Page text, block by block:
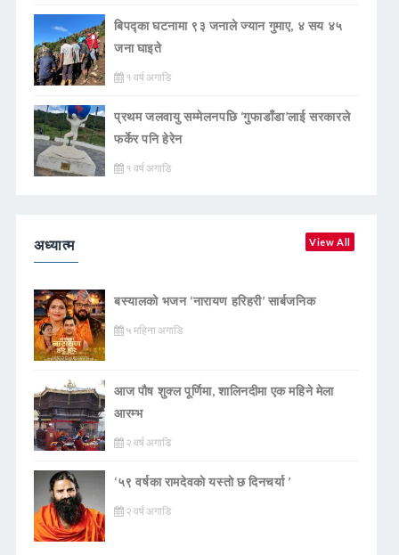
बिपद्का घटनामा ९३ जनाले ज्यान गुमाए, ४ सय ४५
जना घाइते
१ वर्ष अगाडि
प्रथम जलवायु सम्मेलनपछि ‘गुफाडाँडा’लाई सरकारले
फर्केर पनि हेरेन
१ वर्ष अगाडि
अध्यात्म View All
बस्यालको भजन ‘नारायण हरिहरी’ सार्बजनिक
५ महिना अगाडि
आज पौष शुक्ल पूर्णिमा, शालिनदीमा एक महिने मेला
आरम्भ
२ वर्ष अगाडि
‘५९ वर्षका रामदेवकाे यस्ताे छ दिनचर्या ’
२ वर्ष अगाडि